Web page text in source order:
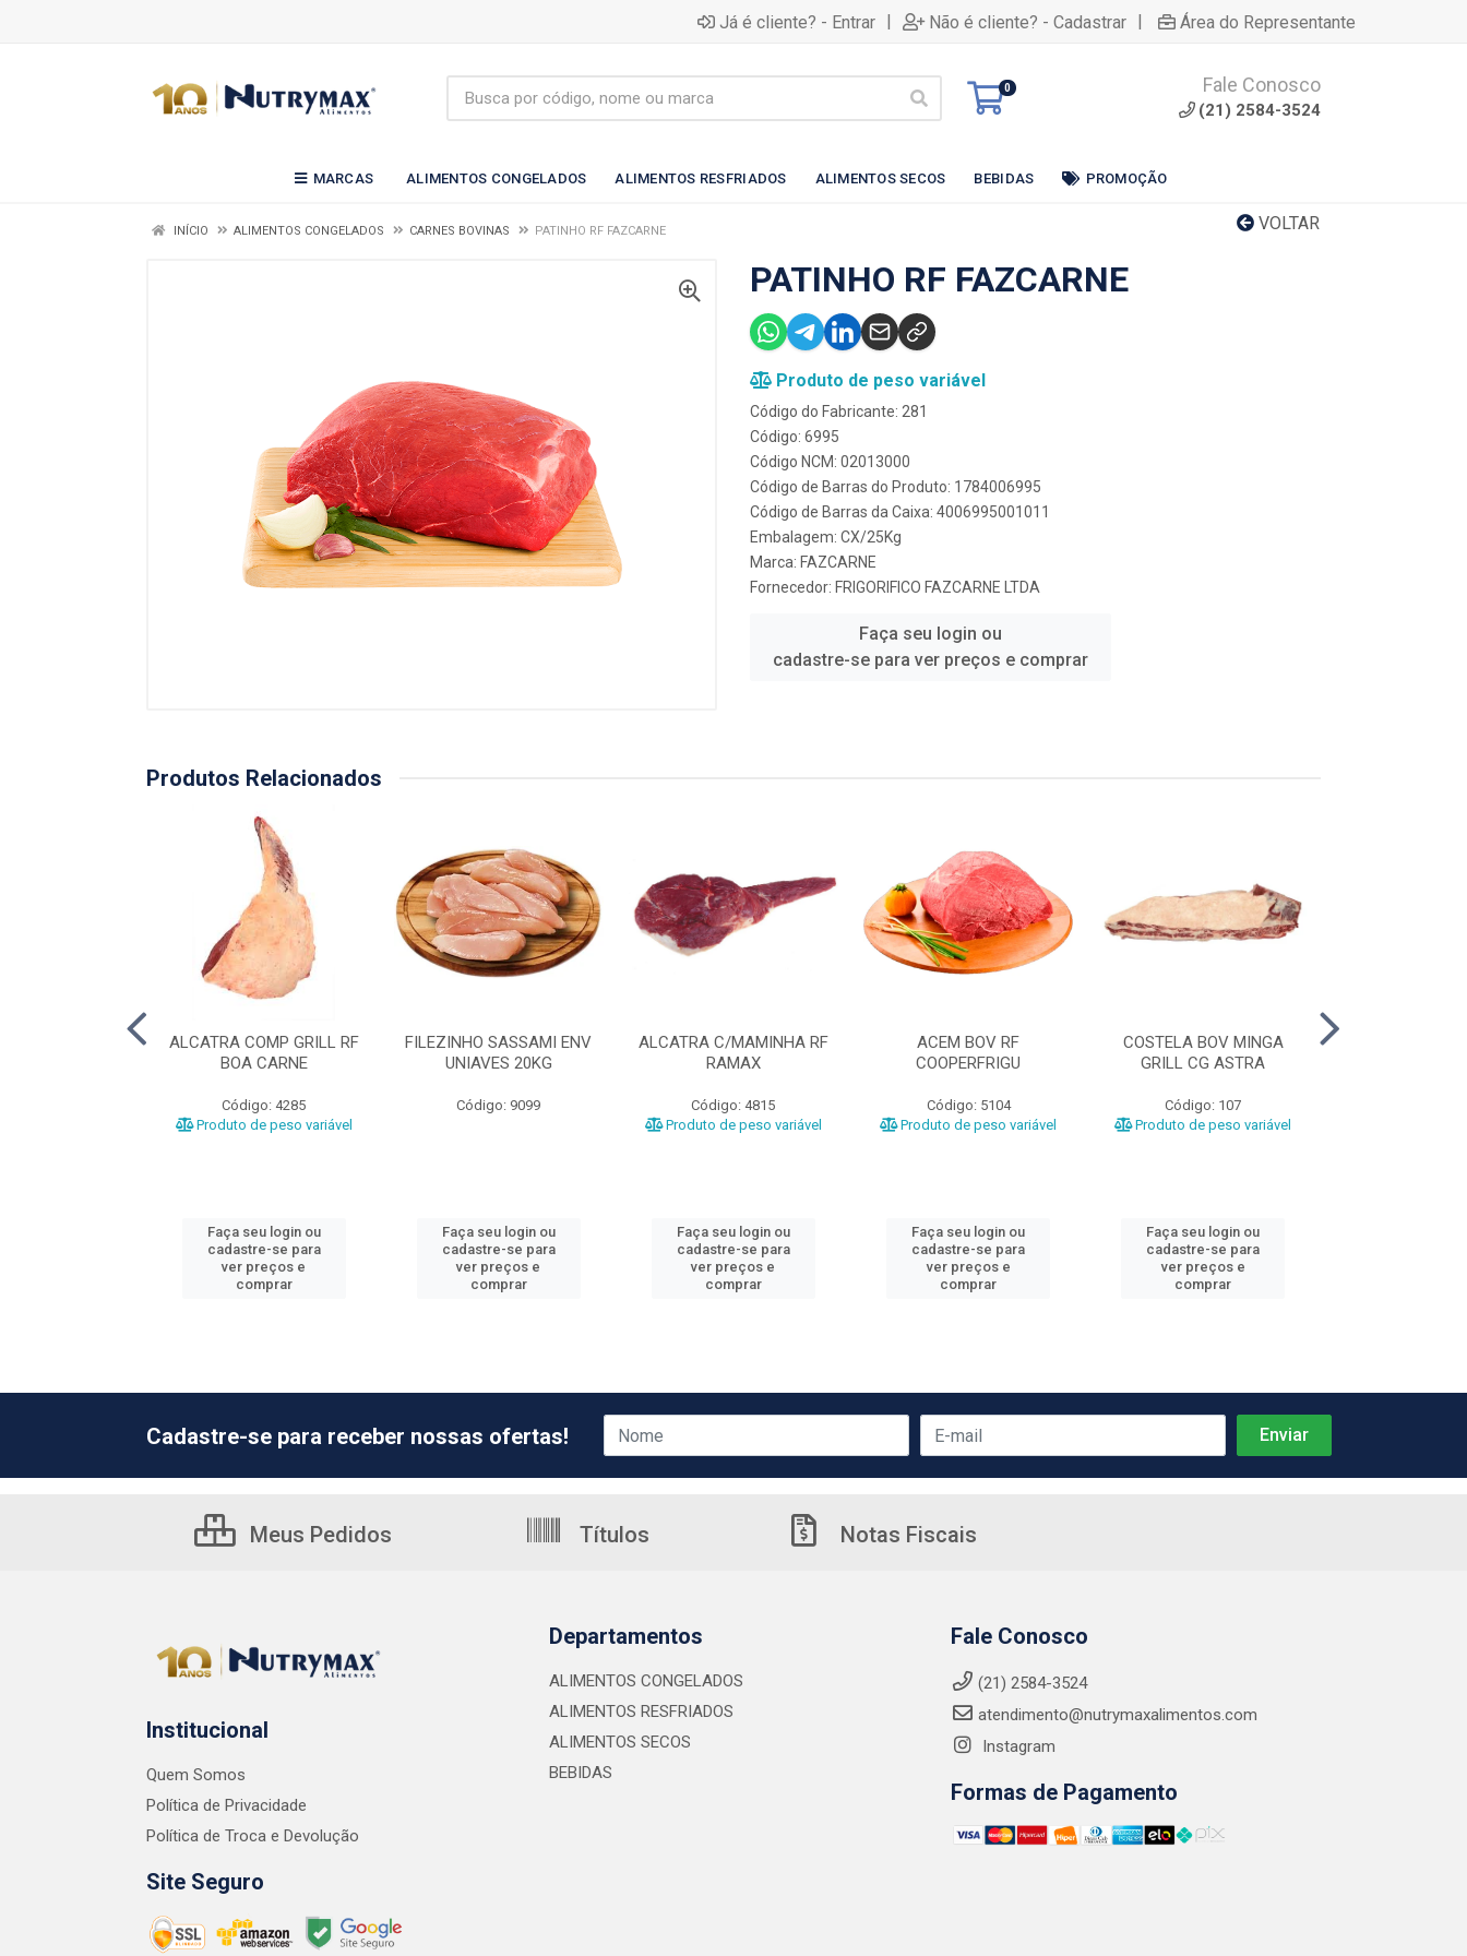
Já é cliente? - Entrar | Não é cliente? - Cadastrar | Área do Representante
0 Fale Conosco
(21) 2584-3524
MARCAS ALIMENTOS CONGELADOS ALIMENTOS RESFRIADOS ALIMENTOS SECOS BEBIDAS PROMOÇÃO
VOLTAR
INÍCIO ALIMENTOS CONGELADOS CARNES BOVINAS PATINHO RF FAZCARNE
PATINHO RF FAZCARNE
Produto de peso variável
Código do Fabricante: 281
Código: 6995
Código NCM: 02013000
Código de Barras do Produto: 1784006995
Código de Barras da Caixa: 4006995001011
Embalagem: CX/25Kg
Marca: FAZCARNE
Fornecedor: FRIGORIFICO FAZCARNE LTDA
Faça seu login ou
cadastre-se para ver preços e comprar
Produtos Relacionados
ALCATRA COMP GRILL RF
BOA CARNE
Código: 4285
Produto de peso variável
Faça seu login ou
cadastre-se para
ver preços e
comprar
FILEZINHO SASSAMI ENV
UNIAVES 20KG
Código: 9099
Faça seu login ou
cadastre-se para
ver preços e
comprar
ALCATRA C/MAMINHA RF
RAMAX
Código: 4815
Produto de peso variável
Faça seu login ou
cadastre-se para
ver preços e
comprar
ACEM BOV RF
COOPERFRIGU
Código: 5104
Produto de peso variável
Faça seu login ou
cadastre-se para
ver preços e
comprar
COSTELA BOV MINGA
GRILL CG ASTRA
Código: 107
Produto de peso variável
Faça seu login ou
cadastre-se para
ver preços e
comprar
Cadastre-se para receber nossas ofertas!
Meus Pedidos Títulos Notas Fiscais
Institucional
Quem Somos
Política de Privacidade
Política de Troca e Devolução
Site Seguro
Departamentos
ALIMENTOS CONGELADOS
ALIMENTOS RESFRIADOS
ALIMENTOS SECOS
BEBIDAS
Fale Conosco
(21) 2584-3524
atendimento@nutrymaxalimentos.com
Instagram
Formas de Pagamento